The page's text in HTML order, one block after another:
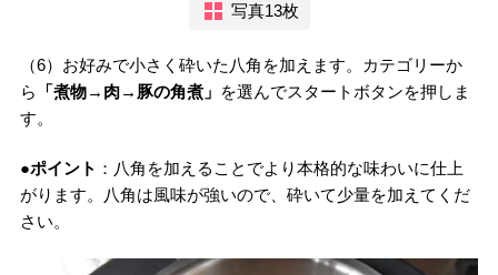
写真13枚
（6）お好みで小さく砕いた八角を加えます。カテゴリーか
ら
「煮物→肉→豚の角煮」 を選んでスタートボタンを押しま
す。
●ポイント ：八角を加えることでより本格的な味わいに仕上
がります。八角は風味が強いので、砕いて少量を加えてくだ
さい。